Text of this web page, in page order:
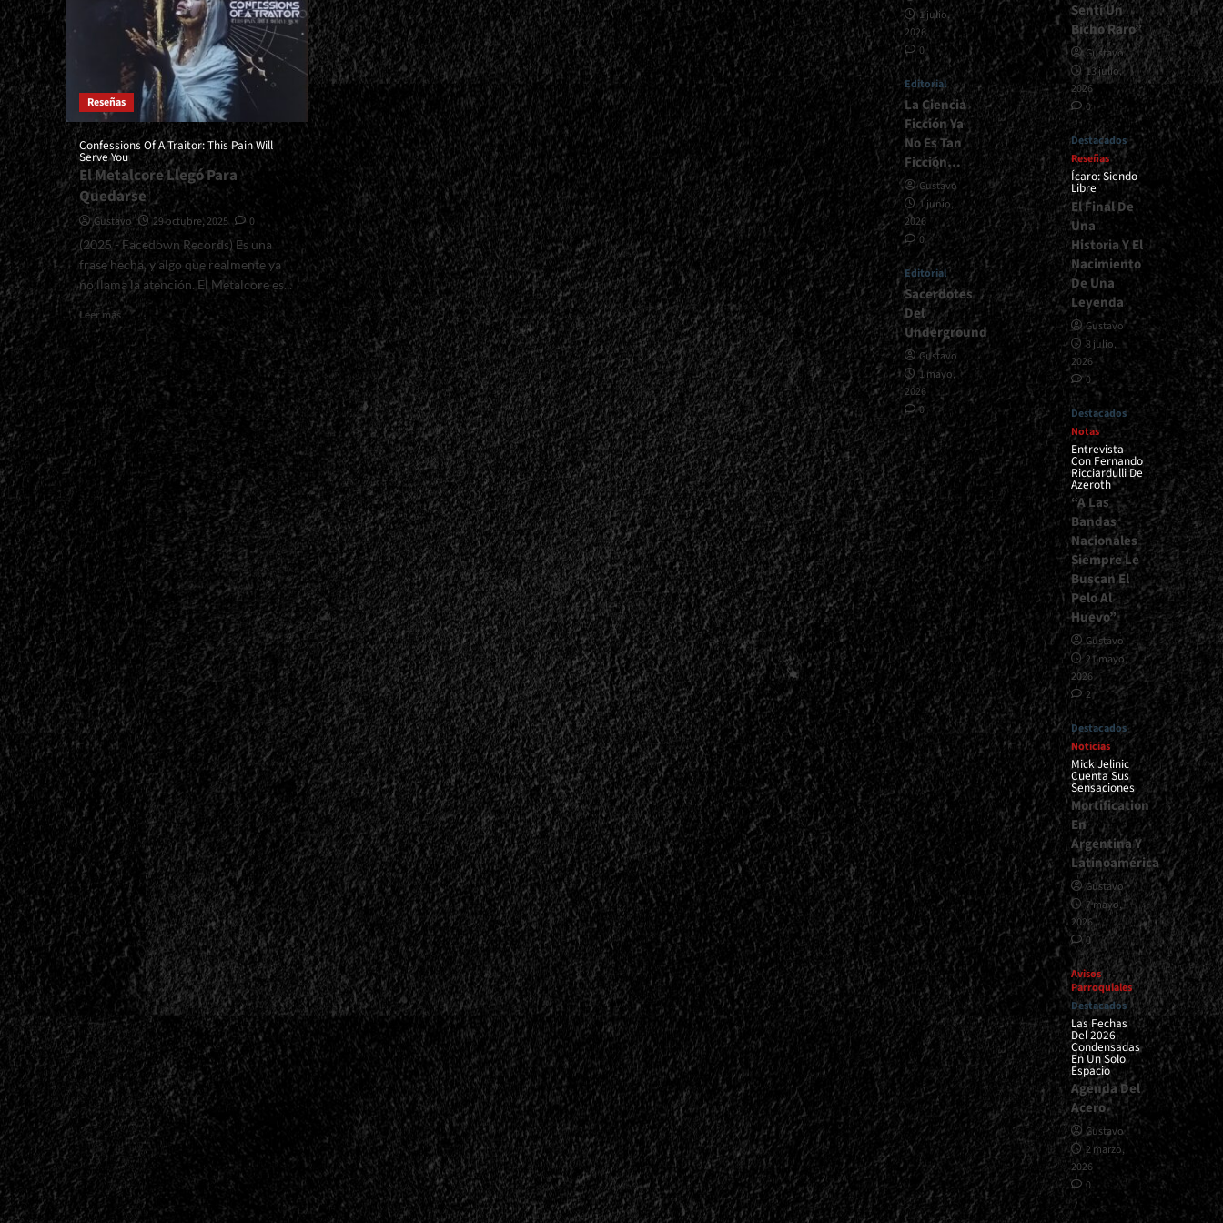
Reseñas
Confessions Of A Traitor: This Pain Will
Serve You
El Metalcore Llegó Para
Quedarse
Gustavo 29 octubre, 2025
0
(2025 - Facedown Records) Es una
frase hecha, y algo que realmente ya
no llama la atención. El Metalcore es...
Leer más Read
more
about
<small>Confessions
Of
A
Traitor:
This
Pain
Will
Serve
You<span>
|
</span>
</small>
<div>El
Metalcore
Llegó
Para
Quedarse</div>
1 julio,
2026
0
Editorial
La Ciencia
Ficción Ya
No Es Tan
Ficción…
Gustavo
1 junio,
2026
0
Editorial
Sacerdotes
Del
Underground
Gustavo
1 mayo,
2026
0
Sentí Un
Bicho Raro”
Gustavo
13 julio,
2026
0
Destacados
Reseñas
Ícaro: Siendo
Libre
El Final De
Una
Historia Y El
Nacimiento
De Una
Leyenda
Gustavo
8 julio,
2026
0
Destacados
Notas
Entrevista
Con Fernando
Ricciardulli De
Azeroth
“A Las
Bandas
Nacionales
Siempre Le
Buscan El
Pelo Al
Huevo”
Gustavo
21 mayo,
2026
2
Destacados
Noticias
Mick Jelinic
Cuenta Sus
Sensaciones
Mortification
En
Argentina Y
Latinoamérica
Gustavo
7 mayo,
2026
0
Avisos
Parroquiales
Destacados
Las Fechas
Del 2026
Condensadas
En Un Solo
Espacio
Agenda Del
Acero
Gustavo
2 marzo,
2026
0